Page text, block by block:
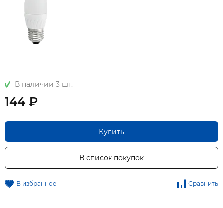
В наличии 3 шт.
144 ₽
Купить
В список покупок
В избранное Сравнить